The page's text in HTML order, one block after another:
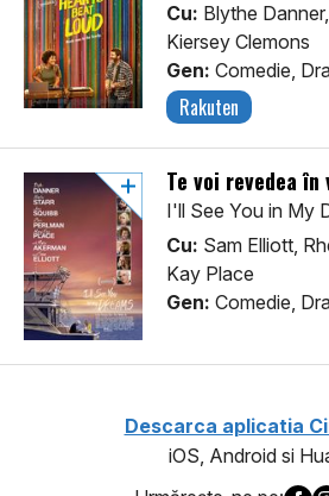
Cu: Blythe
Kiersey Clemons
Gen: Comedie,
Rakuten
Te voi revedea în
I'll See You in My
Cu: Sam Elliott,
Kay Place
Gen: Comedie,
Descarca aplicatia
iOS, Android si